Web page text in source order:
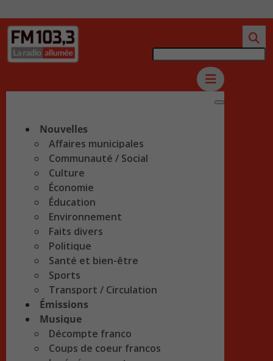
Nouvelles
Affaires municipales
Communauté / Social
Culture
Économie
Éducation
Environnement
Faits divers
Politique
Santé et bien-être
Sports
Transport / Circulation
Émissions
Musique
Décompte franco
Coups de coeur francos